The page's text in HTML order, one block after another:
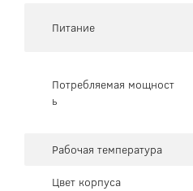
Питание
Потребляемая мощност
ь
Рабочая температура
Цвет корпуса